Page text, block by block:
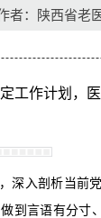
者：陕西省老
作计划，
入剖析当前
言语有分寸